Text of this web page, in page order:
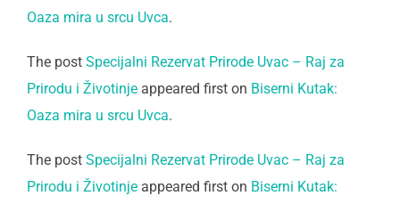
Oaza mira u srcu Uvca.
The post Specijalni Rezervat Prirode Uvac – Raj za
Prirodu i Životinje appeared first on Biserni Kutak:
Oaza mira u srcu Uvca.
The post Specijalni Rezervat Prirode Uvac – Raj za
Prirodu i Životinje appeared first on Biserni Kutak: